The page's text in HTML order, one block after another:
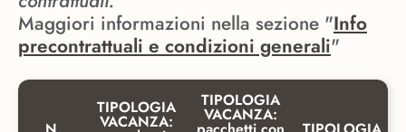
Maggiori informazioni nella sezione "Info
precontrattuali e condizioni generali"
TIPOLOGIA
VACANZA:
TIPOLOGIA
VACANZA: